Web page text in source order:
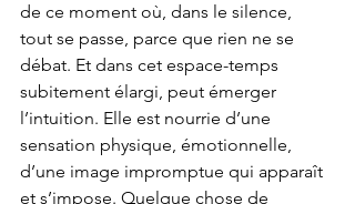
de ce moment où, dans le silence,
tout se passe, parce que rien ne se
débat. Et dans cet espace-temps
subitement élargi, peut émerger
l’intuition. Elle est nourrie d’une
sensation physique, émotionnelle,
d’une image impromptue qui apparaît
et s’impose. Quelque chose de